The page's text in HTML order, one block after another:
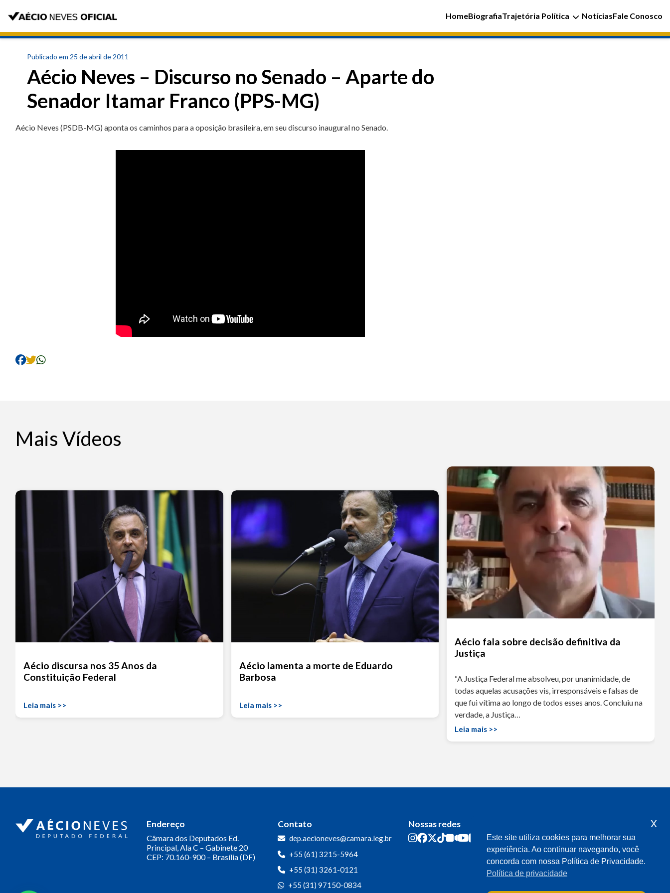
HomeBiografiaTrajetória Política NotíciasFale Conosco
Publicado em 25 de abril de 2011
Aécio Neves – Discurso no Senado – Aparte do
Senador Itamar Franco (PPS-MG)
Aécio Neves (PSDB-MG) aponta os caminhos para a oposição brasileira, em seu discurso inaugural no Senado.
Mais Vídeos
Aécio discursa nos 35 Anos da
Constituição Federal
Leia mais >>
Aécio lamenta a morte de Eduardo
Barbosa
Leia mais >>
Aécio fala sobre decisão definitiva da
Justiça
“A Justiça Federal me absolveu, por unanimidade, de
todas aquelas acusações vis, irresponsáveis e falsas de
que fui vítima ao longo de todos esses anos. Concluiu na
verdade, a Justiça…
Leia mais >>
Endereço
Câmara dos Deputados Ed.
Principal, Ala C – Gabinete 20
CEP: 70.160-900 – Brasília (DF)
Contato
dep.aecioneves@camara.leg.br
+55 (61) 3215-5964
+55 (31) 3261-0121
+55 (31) 97150-0834
Nossas redes
Este site utiliza cookies para melhorar sua
experiência. Ao continuar navegando, você
concorda com nossa Política de Privacidade.
Política de privacidade
x